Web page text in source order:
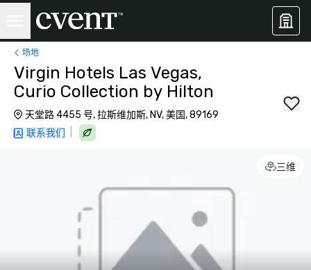
场地
Virgin Hotels Las Vegas,
Curio Collection by Hilton
天堂路 4455 号, 拉斯维加斯, NV, 美国, 89169
联系我们
三维